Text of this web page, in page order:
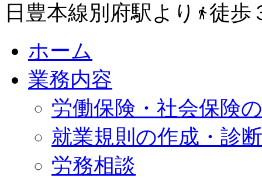
日豊本線別府駅より
 徒歩
ホーム
業務内容
労働保険・社会保険
就業規則の作成・診断
労務相談